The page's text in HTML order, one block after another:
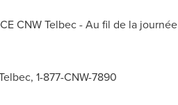
CNW Telbec - Au fil de la journée
1-877-CNW-7890